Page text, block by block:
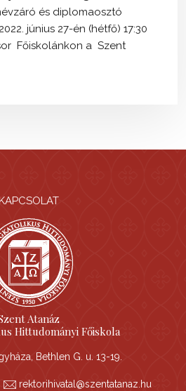
és diplomaosztó
június 27-én (hétfő) 17:30
Főiskolánkon a Szent
Atanáz
Hittudományi Főiskola
Bethlen G. u. 13-19.
rektorihivatal@szentatanaz.hu